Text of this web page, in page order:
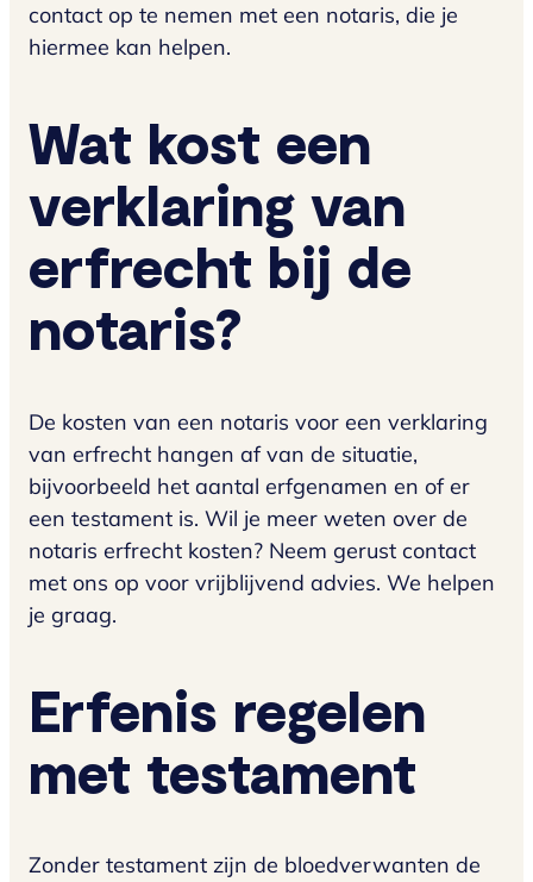
contact op te nemen met een notaris, die je
hiermee kan helpen.
Wat kost een
verklaring van
erfrecht bij de
notaris?
De kosten van een notaris voor een verklaring
van erfrecht hangen af van de situatie,
bijvoorbeeld het aantal erfgenamen en of er
een testament is. Wil je meer weten over de
notaris erfrecht kosten? Neem gerust contact
met ons op voor vrijblijvend advies. We helpen
je graag.
Erfenis regelen
met testament
Zonder testament zijn de bloedverwanten de